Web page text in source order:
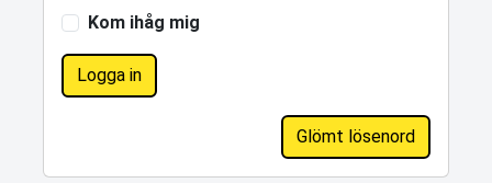
Kom ihåg mig
Logga in
Glömt lösenord